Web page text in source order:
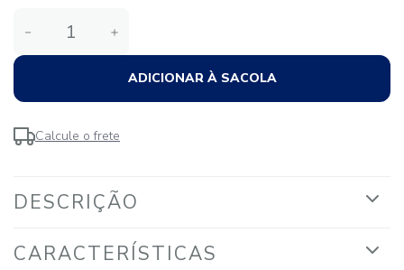
＋
－
ADICIONAR À SACOLA
Calcule o frete
DESCRIÇÃO
CARACTERÍSTICAS